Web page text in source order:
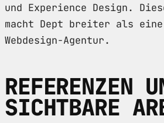
und Experience Design.
macht Dept breiter als
Webdesign-Agentur.
REFERENZEN
SICHTBARE